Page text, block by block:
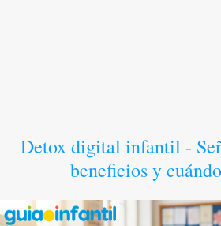
Detox digital infantil -
beneficios y